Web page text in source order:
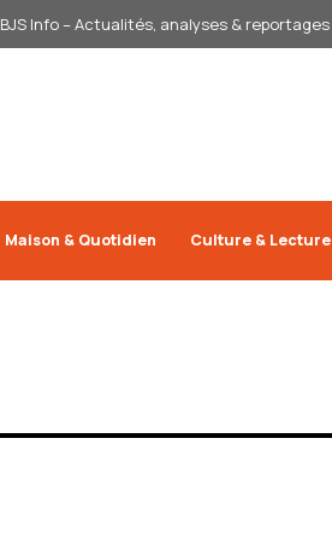
BJS Info – Actualités, analyses & reportages
Maison & Quotidien Culture & Lecture